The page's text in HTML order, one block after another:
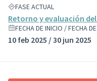
FASE ACTUAL
Retorno y evaluación
FECHA DE INICIO / FECHA
10 feb 2025 / 30 jun 2025